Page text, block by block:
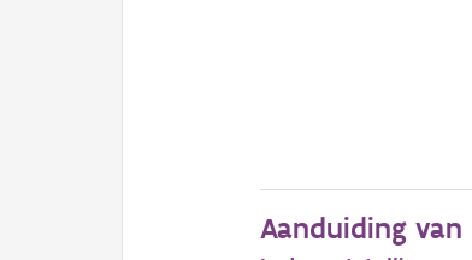
Aanduiding van